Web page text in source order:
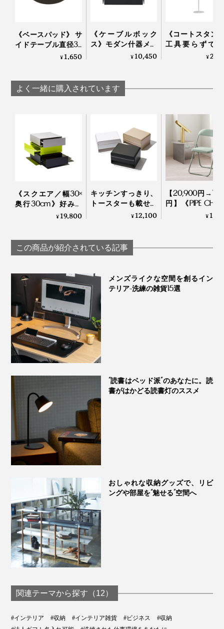
写真左から時計回りに「イエロー」「ブリック」「ライトグレー」「インダスト
どんな素材・テイストのインテリアとも不思議とよくな
じんで、スタイリッシュかつ柔らかなイメージを添える
ください。
表面は2種類のやすりをかけてなめらかに。端はシャー
プさを損なわない絶妙な加減で面取り。きめ細かな積み
重ねで、機能とデザインのバランスを実現しています。
《ベースパッド》 サ
イドテーブル直径38
ｃｍ専用「すべり止
¥1,650
《ケーブルボック
ス》モダン什器メー
カーが作ったスチー
¥10,450
《コートスタン
工具要らずで
て・解体・収納
¥
よく一緒に購入されています
《スクエア／幅30×
奥行30cm》好みの
配色で積み重ねも自
¥19,800
キッチンすっきり、
トースターも載せら
れる「ブレッドドロ
¥12,100
【20,900円
円】《PIPE
美しく並べて、
¥
この商品が紹介されている記事
メンズライクな空間を創るイン
テリア-洗練の雑貨15選
“読書はベッド派”のあなたに。読
書がはかどる読書灯のススメ
おしゃれな収納グッズで、リビ
ングや部屋を“魅せる”空間へ
関連テーマから探す（12）
#インテリア #収納 #インテリア雑貨 #ビジネス
#収納